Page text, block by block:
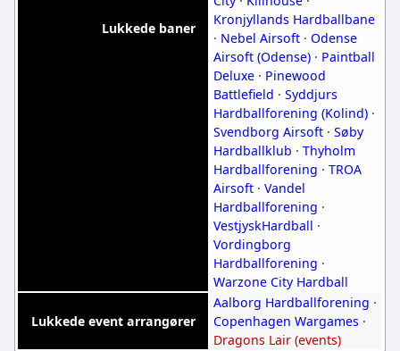
Lukkede baner
Kronjyllands Hardballbane
· Nebel Airsoft· Odense
Airsoft (Odense)· Paintball
Deluxe· Pinewood
Battlefield · Syddjurs
Hardballforening (Kolind)·
Svendborg Airsoft· Søby
Hardballklub · Thyholm
Hardballforening · TROA
Airsoft· Vandel
Hardballforening ·
VestjyskHardball ·
Vordingborg
Hardballforening ·
Warzone City Hardball
Lukkede event arrangører
Aalborg Hardballforening ·
Copenhagen Wargames ·
Dragons Lair (events)